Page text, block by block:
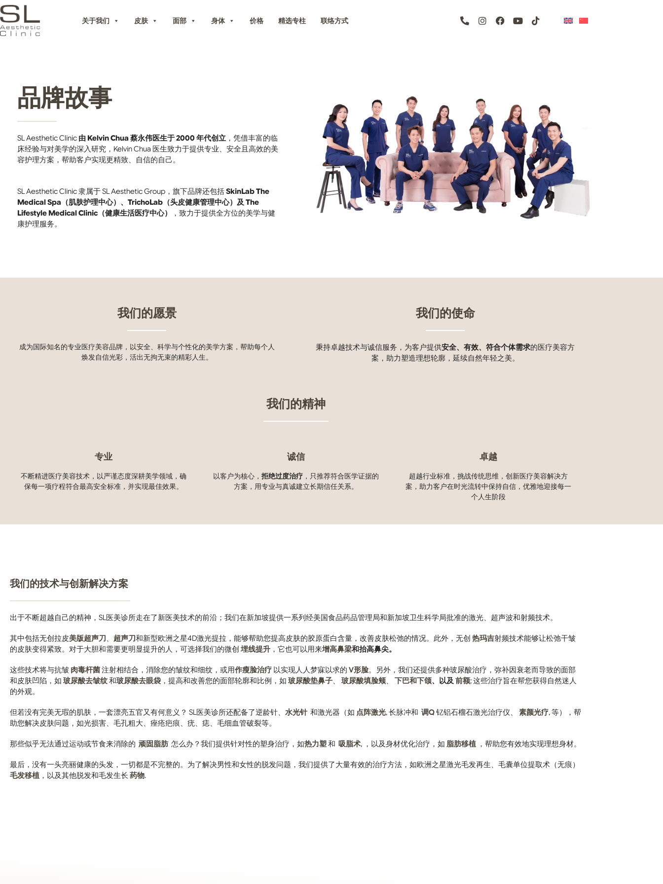
关于我们 皮肤 面部 身体 价格 精选专柱 联络方式
品牌故事
SL Aesthetic Clinic 由 Kelvin Chua 蔡永伟医生于 2000 年代创立 ，凭借丰富的临
床经验与对美学的深入研究，Kelvin Chua 医生致力于提供专业、安全且高效的美
容护理方案，帮助客户实现更精致、自信的自己。
SL Aesthetic Clinic 隶属于 SL Aesthetic Group，旗下品牌还包括SkinLab The
Medical Spa（肌肤护理中心）、TrichoLab（头皮健康管理中心）及 The
Lifestyle Medical Clinic（健康生活医疗中心）
，致力于提供全方位的美学与健
康护理服务。
我们的愿景
成为国际知名的专业医疗美容品牌，以安全、科学与个性化的美学方案，帮助每个人
焕发自信光彩，活出无拘无束的精彩人生。
我们的使命
秉持卓越技术与诚信服务，为客户提供安全、有效、符合个体需求的医疗美容方
案，助力塑造理想轮廓，延续自然年轻之美。
我们的精神
专业
不断精进医疗美容技术，以严谨态度深耕美学领域，确
保每一项疗程符合最高安全标准，并实现最佳效果。
诚信
以客户为核心， 拒绝过度治疗，只推荐符合医学证据的
方案，用专业与真诚建立长期信任关系。
卓越
超越行业标准，挑战传统思维，创新医疗美容解决方
案，助力客户在时光流转中保持自信，优雅地迎接每一
个人生阶段
我们的技术与创新解决方案
出于不断超越自己的精神，SL医美诊所走在了新医美技术的前沿；我们在新加坡提供一系列经美国食品药品管理局和新加坡卫生科学局批准的激光、超声波和射频技术。
其中包括无创拉皮美版超声刀、 超声刀和新型欧洲之星4D激光提拉，能够帮助您提高皮肤的胶原蛋白含量，改善皮肤松弛的情况。此外，无创 热玛吉射频技术能够让松弛干皱
的皮肤变得紧致。对于大胆和需要更明显提升的人，可选择我们的微创 埋线提升 ，它也可以用来增高鼻梁和抬高鼻尖。
这些技术将与抗皱 肉毒杆菌注射相结合，消除您的皱纹和细纹，或用作瘦脸治疗 以实现人人梦寐以求的 V形脸。另外，我们还提供多种玻尿酸治疗，弥补因衰老而导致的面部
和皮肤凹陷，如 玻尿酸去皱纹和玻尿酸去眼袋 ，提高和改善您的面部轮廓和比例，如 玻尿酸垫鼻子、 玻尿酸填脸颊、 下巴和下颌、以及 前额; 这些治疗旨在帮您获得自然迷人
的外观。
但若没有完美无瑕的肌肤，一套漂亮五官又有何意义？ SL医美诊所还配备了逆龄针、 水光针和激光器（如 点阵激光, 长脉冲和 调Q钇铝石榴石激光治疗仪、 素颜光疗, 等），帮
助您解决皮肤问题，如光损害、毛孔粗大、痤疮疤痕、疣、痣、毛细血管破裂等。
那些似乎无法通过运动或节食来消除的 顽固脂肪怎么办？我们提供针对性的塑身治疗，如热力塑和 吸脂术, ，以及身材优化治疗，如 脂肪移植 ，帮助您有效地实现理想身材。
最后，没有一头亮丽健康的头发，一切都是不完整的。为了解决男性和女性的脱发问题，我们提供了大量有效的治疗方法，如欧洲之星激光毛发再生、毛囊单位提取术（无痕）
毛发移植 ，以及其他脱发和毛发生长 药物.